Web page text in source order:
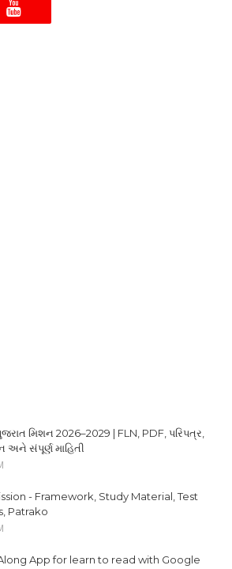
મિશન 2026–2029 | FLN, PDF, પરિપત્ર,
અને સંપૂર્ણ માહિતી
- Framework, Study Material, Test
Patrako
App for learn to read with Google